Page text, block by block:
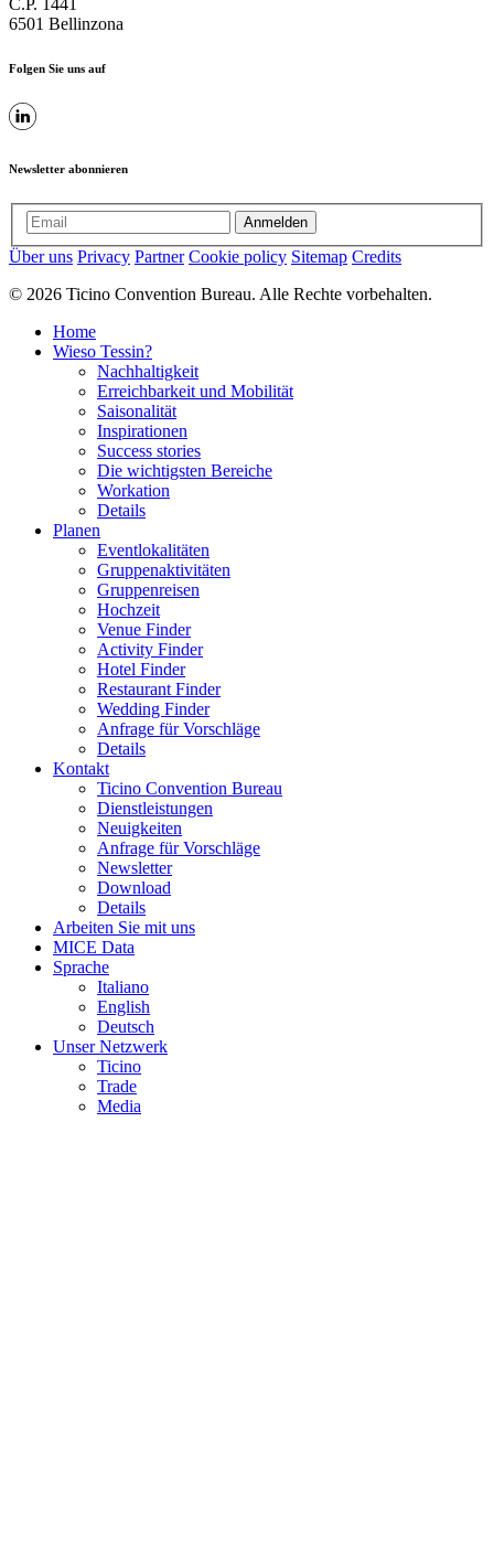
6501 Bellinzona
Folgen Sie uns auf
Newsletter abonnieren
Anmelden
Über uns Privacy Partner Cookie policy Sitemap Credits
© 2026 Ticino Convention Bureau. Alle Rechte vorbehalten.
Home
Wieso Tessin?
Nachhaltigkeit
Erreichbarkeit und Mobilität
Saisonalität
Inspirationen
Success stories
Die wichtigsten Bereiche
Workation
Details
Planen
Eventlokalitäten
Gruppenaktivitäten
Gruppenreisen
Hochzeit
Venue Finder
Activity Finder
Hotel Finder
Restaurant Finder
Wedding Finder
Anfrage für Vorschläge
Details
Kontakt
Ticino Convention Bureau
Dienstleistungen
Neuigkeiten
Anfrage für Vorschläge
Newsletter
Download
Details
Arbeiten Sie mit uns
MICE Data
Sprache
Italiano
English
Deutsch
Unser Netzwerk
Ticino
Trade
Media